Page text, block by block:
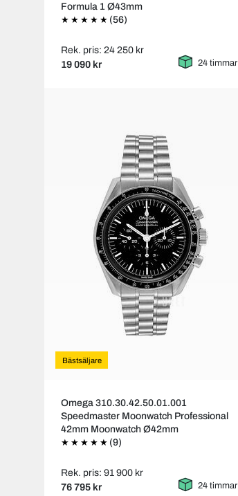
Formula 1 Ø43mm
(56)
Rek. pris: 24 250 kr
19 090 kr 24 timmar
Bästsäljare
Omega 310.30.42.50.01.001
Speedmaster Moonwatch Professional
42mm Moonwatch Ø42mm
(9)
Rek. pris: 91 900 kr
76 795 kr 24 timmar